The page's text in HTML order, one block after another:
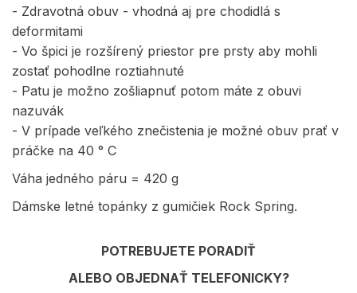
- Zdravotná obuv - vhodná aj pre chodidlá s
deformitami
- Vo špici je rozšírený priestor pre prsty aby mohli
zostať pohodlne roztiahnuté
- Patu je možno zošliapnuť potom máte z obuvi
nazuvák
- V prípade veľkého znečistenia je možné obuv prať v
práčke na 40 ° C
Váha jedného páru = 420 g
Dámske letné topánky z gumičiek Rock Spring.
POTREBUJETE PORADIŤ
ALEBO OBJEDNAŤ TELEFONICKY?